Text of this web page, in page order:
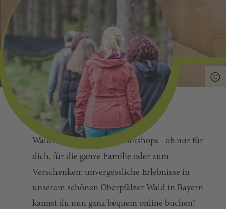
Ob Eintrittskarten, Führungen,
Waldschnuppern oder Workshops - ob nur für
dich, für die ganze Familie oder zum
Verschenken: unvergessliche Erlebnisse in
unserem schönen Oberpfälzer Wald in Bayern
kannst du nun ganz bequem online buchen!